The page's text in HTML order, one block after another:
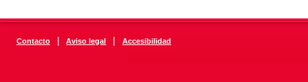
Contacto | Aviso legal | Accesibilidad